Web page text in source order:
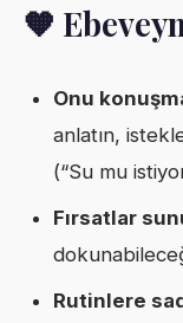
🧡
Onu
anlatın,
(“Su mu
Fırsatlar
Rutinlere